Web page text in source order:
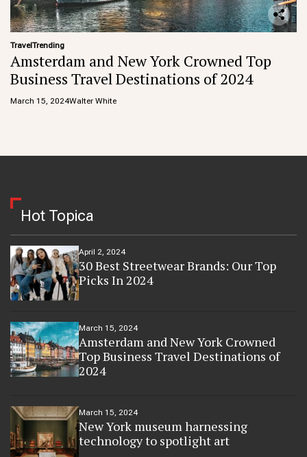
TravelTrending
Amsterdam and New York Crowned Top
Business Travel Destinations of 2024
March 15, 2024Walter White
Hot Topica
April 2, 2024
30 Best Streetwear Brands: Our Top
Picks In 2024
March 15, 2024
Amsterdam and New York Crowned
Top Business Travel Destinations of
2024
March 15, 2024
New York museum harnessing
technology to spotlight art